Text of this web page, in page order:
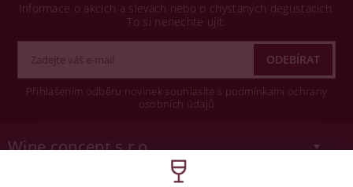
Informace o akcích a slevách nebo o chystaných degustacích.
To si nenechte ujít.
Přihlášením odběru novinek souhlasíte s podmínkami ochrany
osobních údajů
Wine concept s.r.o.